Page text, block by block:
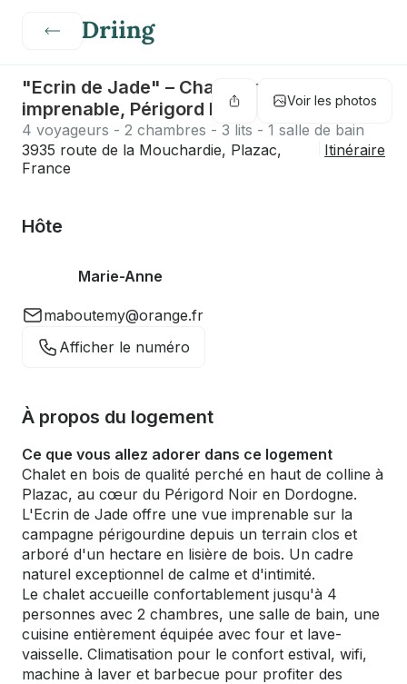
Voir les photos
"Ecrin de Jade" – Chalet bois vue
imprenable, Périgord Noir proche Sarlat
4 voyageurs - 2 chambres - 3 lits - 1 salle de bain
3935 route de la Mouchardie, Plazac,
France
Itinéraire
Hôte
Marie-Anne
maboutemy@orange.fr
Afficher le numéro
À propos du logement
Ce que vous allez adorer dans ce logement
Chalet en bois de qualité perché en haut de colline à
Plazac, au cœur du Périgord Noir en Dordogne.
L'Ecrin de Jade offre une vue imprenable sur la
campagne périgourdine depuis un terrain clos et
arboré d'un hectare en lisière de bois. Un cadre
naturel exceptionnel de calme et d'intimité.
Le chalet accueille confortablement jusqu'à 4
personnes avec 2 chambres, une salle de bain, une
cuisine entièrement équipée avec four et lave-
vaisselle. Climatisation pour le confort estival, wifi,
machine à laver et barbecue pour profiter des